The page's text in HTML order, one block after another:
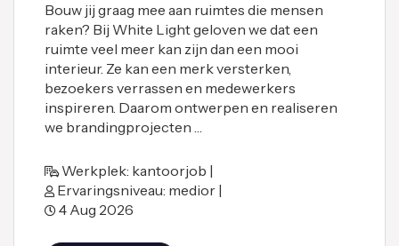
Bouw jij graag mee aan ruimtes die mensen
raken? Bij White Light geloven we dat een
ruimte veel meer kan zijn dan een mooi
interieur. Ze kan een merk versterken,
bezoekers verrassen en medewerkers
inspireren. Daarom ontwerpen en realiseren
we brandingprojecten …
Werkplek: kantoorjob |
Ervaringsniveau: medior |
4 Aug 2026